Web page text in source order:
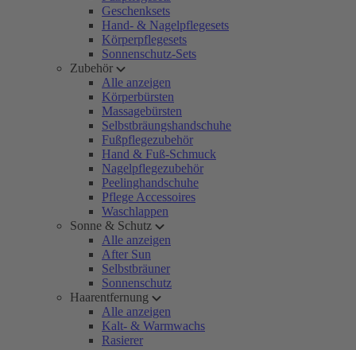
Geschenksets
Hand- & Nagelpflegesets
Körperpflegesets
Sonnenschutz-Sets
Zubehör
Alle anzeigen
Körperbürsten
Massagebürsten
Selbstbräungshandschuhe
Fußpflegezubehör
Hand & Fuß-Schmuck
Nagelpflegezubehör
Peelinghandschuhe
Pflege Accessoires
Waschlappen
Sonne & Schutz
Alle anzeigen
After Sun
Selbstbräuner
Sonnenschutz
Haarentfernung
Alle anzeigen
Kalt- & Warmwachs
Rasierer